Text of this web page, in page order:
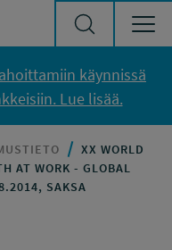
käynnissä
Lue lisää.
XX WORLD
AT WORK - GLOBAL
SAKSA